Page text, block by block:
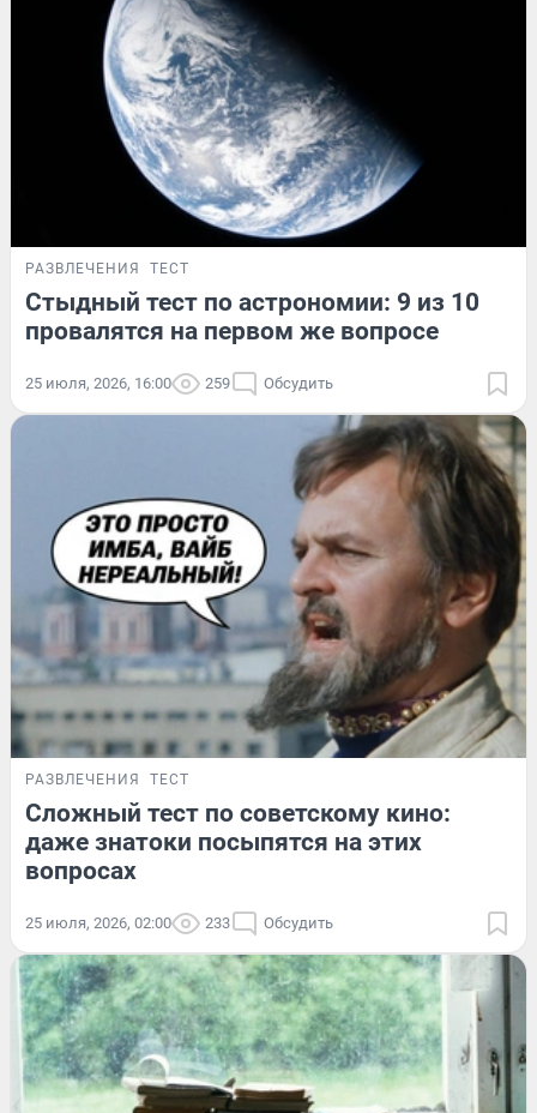
РАЗВЛЕЧЕНИЯ ТЕСТ
Стыдный тест по астрономии: 9 из 10
провалятся на первом же вопросе
25 июля, 2026, 16:00 259 Обсудить
РАЗВЛЕЧЕНИЯ ТЕСТ
Сложный тест по советскому кино:
даже знатоки посыпятся на этих
вопросах
25 июля, 2026, 02:00 233 Обсудить